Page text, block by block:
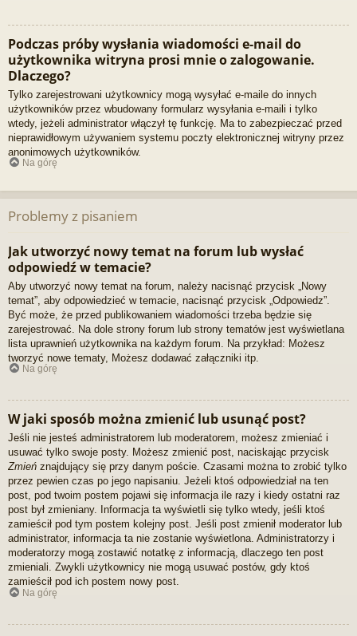
Podczas próby wysłania wiadomości e-mail do
użytkownika witryna prosi mnie o zalogowanie.
Dlaczego?
Tylko zarejestrowani użytkownicy mogą wysyłać e-maile do innych
użytkowników przez wbudowany formularz wysyłania e-maili i tylko
wtedy, jeżeli administrator włączył tę funkcję. Ma to zabezpieczać przed
nieprawidłowym używaniem systemu poczty elektronicznej witryny przez
anonimowych użytkowników.
Na górę
Problemy z pisaniem
Jak utworzyć nowy temat na forum lub wysłać
odpowiedź w temacie?
Aby utworzyć nowy temat na forum, należy nacisnąć przycisk „Nowy
temat”, aby odpowiedzieć w temacie, nacisnąć przycisk „Odpowiedz”.
Być może, że przed publikowaniem wiadomości trzeba będzie się
zarejestrować. Na dole strony forum lub strony tematów jest wyświetlana
lista uprawnień użytkownika na każdym forum. Na przykład: Możesz
tworzyć nowe tematy, Możesz dodawać załączniki itp.
Na górę
W jaki sposób można zmienić lub usunąć post?
Jeśli nie jesteś administratorem lub moderatorem, możesz zmieniać i
usuwać tylko swoje posty. Możesz zmienić post, naciskając przycisk
Zmień znajdujący się przy danym poście. Czasami można to zrobić tylko
przez pewien czas po jego napisaniu. Jeżeli ktoś odpowiedział na ten
post, pod twoim postem pojawi się informacja ile razy i kiedy ostatni raz
post był zmieniany. Informacja ta wyświetli się tylko wtedy, jeśli ktoś
zamieścił pod tym postem kolejny post. Jeśli post zmienił moderator lub
administrator, informacja ta nie zostanie wyświetlona. Administratorzy i
moderatorzy mogą zostawić notatkę z informacją, dlaczego ten post
zmieniali. Zwykli użytkownicy nie mogą usuwać postów, gdy ktoś
zamieścił pod ich postem nowy post.
Na górę